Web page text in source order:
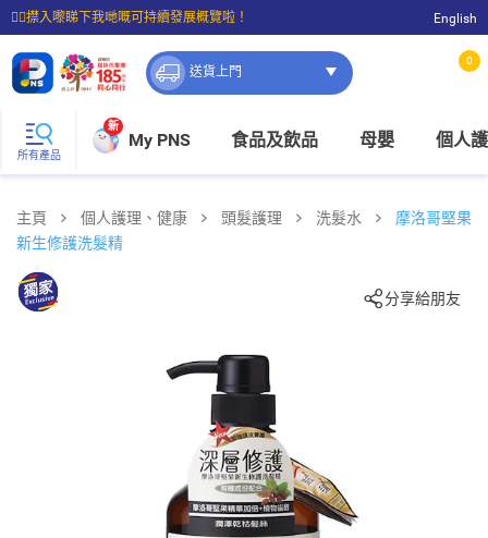
☝🏼㩒入嚟睇下我哋嘅可持續發展概覽啦！
⭐購物滿$399即享免費送貨；滿$100即可免費店取。
English
送貨上門
0
所有產品
新
My PNS 食品及飲品 母嬰 個人
主頁 個人護理、健康 頭髮護理 洗髮水
摩洛哥堅果
新生修護洗髮精
分享給朋友